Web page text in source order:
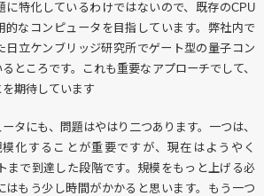
に特化しているわけではないので、既存のCPU
的なコンピュータを目指しています。弊社内で
日立ケンブリッジ研究所でゲート型の量子コン
ところです。これも重要なアプローチでして、
期待しています
タにも、問題はやはり二つあります。一つは、
化することが重要ですが、現在はようやく
まで到達した段階です。規模をもっと上げる必
はもう少し時間がかかると思います。もう一つ